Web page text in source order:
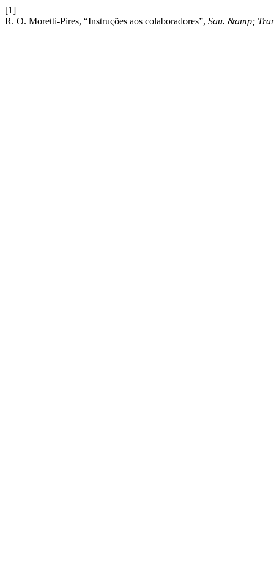
[1]
R. O. Moretti-Pires, “Instruções aos colaboradores”, Sau. &amp;